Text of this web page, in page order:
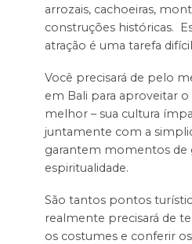
arrozais, cachoeiras,
construções históricas.
atração é uma tarefa
Você precisará de pelo
em Bali para aproveitar
melhor – sua cultura
juntamente com a
garantem momentos de
espiritualidade.
São tantos pontos
realmente precisará de
os costumes e conferir